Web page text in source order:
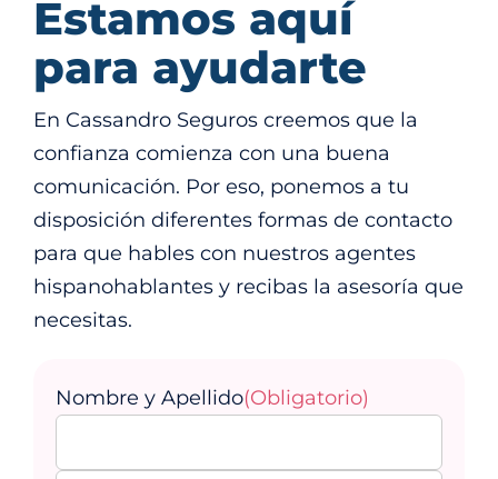
Contáctanos
Estamos aquí
para ayudarte
En Cassandro Seguros creemos que la
confianza comienza con una buena
comunicación. Por eso, ponemos a tu
disposición diferentes formas de contacto
para que hables con nuestros agentes
hispanohablantes y recibas la asesoría que
necesitas.
Nombre y Apellido(Obligatorio)